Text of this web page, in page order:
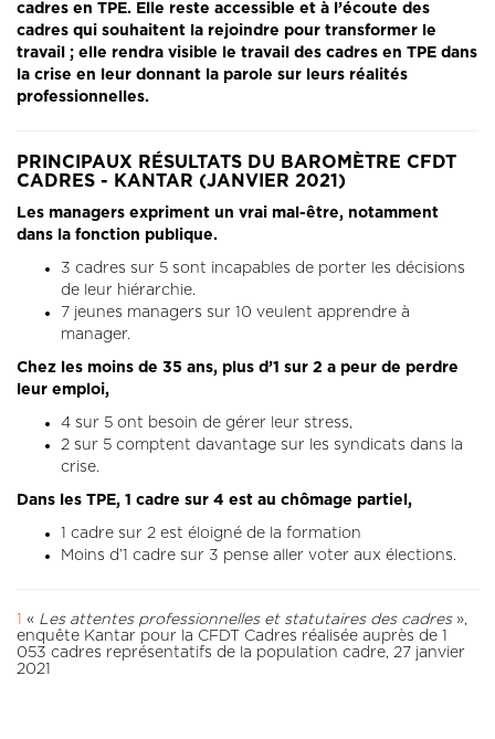
cadres en TPE. Elle reste accessible et à l’écoute des
cadres qui souhaitent la rejoindre pour transformer le
travail ; elle rendra visible le travail des cadres en TPE dans
la crise en leur donnant la parole sur leurs réalités
professionnelles.
PRINCIPAUX RÉSULTATS DU BAROMÈTRE CFDT
CADRES - KANTAR (JANVIER 2021)
Les managers expriment un vrai mal-être, notamment
dans la fonction publique.
3 cadres sur 5 sont incapables de porter les décisions
de leur hiérarchie.
7 jeunes managers sur 10 veulent apprendre à
manager.
Chez les moins de 35 ans, plus d’1 sur 2 a peur de perdre
leur emploi,
4 sur 5 ont besoin de gérer leur stress,
2 sur 5 comptent davantage sur les syndicats dans la
crise.
Dans les TPE, 1 cadre sur 4 est au chômage partiel,
1 cadre sur 2 est éloigné de la formation
Moins d’1 cadre sur 3 pense aller voter aux élections.
1 « Les attentes professionnelles et statutaires des cadres»,
enquête Kantar pour la CFDT Cadres réalisée auprès de 1
053 cadres représentatifs de la population cadre, 27 janvier
2021